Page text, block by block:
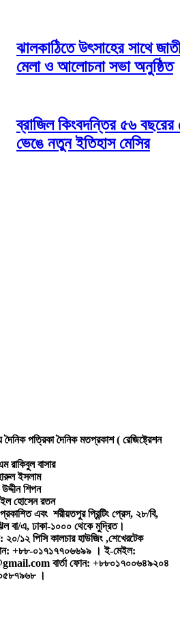
ঝালকাঠিতে উৎসাহের সাথে
মেলা ও আলোচনা সভা অনুষ্ঠিত
ব্রাজিল কিংবদন্তির ৫৬ বছরের
ভেঙে নতুন ইতিহাস মেসির
পত্রিকা দৈনিক মতপ্রকাশ ( রেজিষ্ট্রেশন
রাকিবুল বাসার
ইসলাম
উদ্দীন শিপন
হোসেন রতন
এবং শরীয়তপুর প্রিন্টিং প্রেস, ২৮/বি,
বা/এ, ঢাকা-১০০০ থেকে মুদ্রিত।
২০/১২ পিসি কালচার হাউজিং ,শেখেরটেক
+৮৮-০১৭১৭৭০৬৬৯৯ । ই-মেইল:
বার্তা ফোন: +৮৮০১৭০০৬৪৯২০৪
।